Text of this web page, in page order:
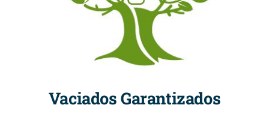
Vaciados Garantizados